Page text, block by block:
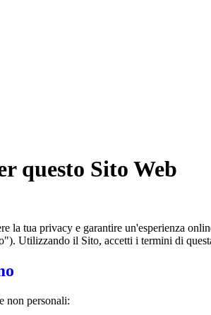
questo Sito Web
la tua privacy e garantire un'esperienza
Utilizzando il Sito, accetti i termini di
non personali: